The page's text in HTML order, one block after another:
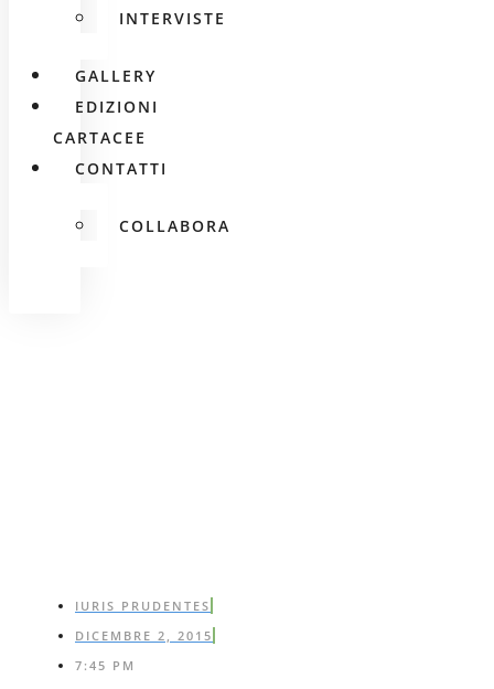
INTERVISTE
GALLERY
EDIZIONI
CARTACEE
CONTATTI
COLLABORA
IURIS PRUDENTES
DICEMBRE 2, 2015
7:45 PM